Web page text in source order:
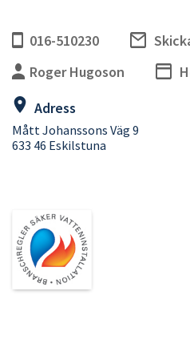
016-510230
Roger Hugoson
Adress
Mått Johanssons Väg 9
633 46 Eskilstuna